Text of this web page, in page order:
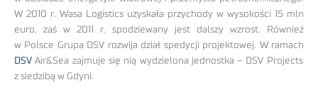
W 2010 r. Wasa Logistics uzyskała przychody w wysokości 15 mln
euro, zaś w 2011 r. spodziewany jest dalszy wzrost. Również
w Polsce Grupa DSV rozwija dział spedycji projektowej. W ramach
DSV Air&Sea zajmuje się nią wydzielona jednostka – DSV Projects
z siedzibą w Gdyni.